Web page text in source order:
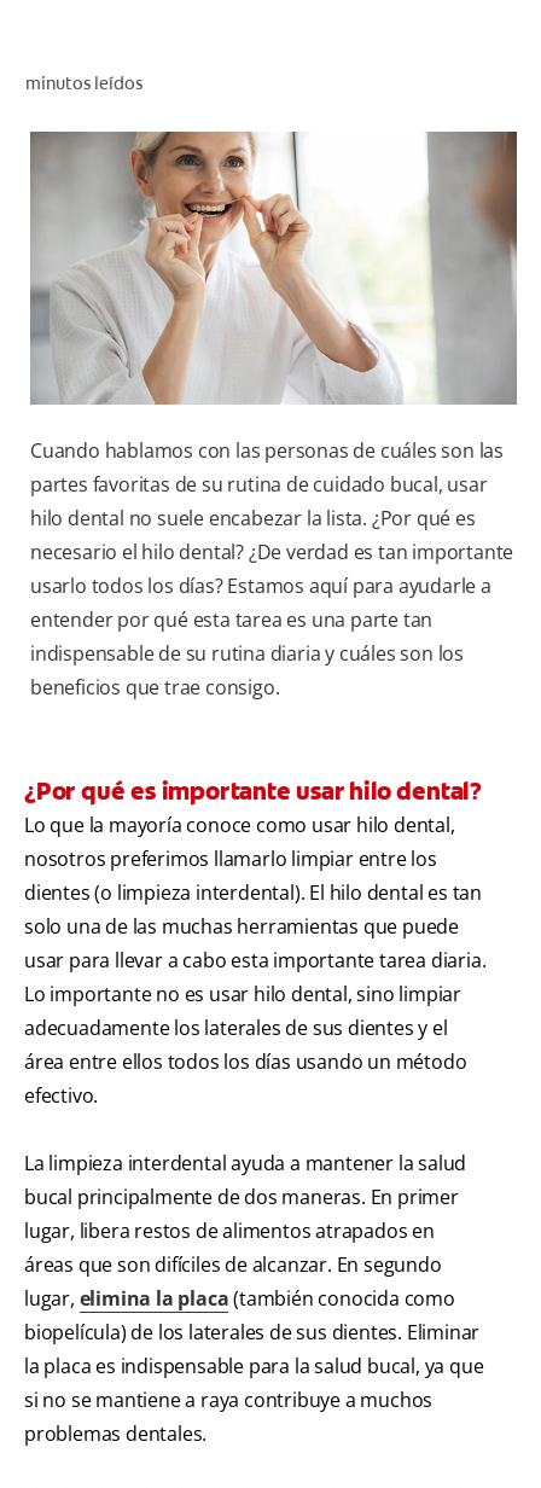
CUPONES
minutos leídos
Cuando hablamos con las personas de cuáles son las
partes favoritas de su rutina de cuidado bucal, usar
hilo dental no suele encabezar la lista. ¿Por qué es
necesario el hilo dental? ¿De verdad es tan importante
usarlo todos los días? Estamos aquí para ayudarle a
entender por qué esta tarea es una parte tan
indispensable de su rutina diaria y cuáles son los
beneficios que trae consigo.
¿Por qué es importante usar hilo dental?
Lo que la mayoría conoce como usar hilo dental,
nosotros preferimos llamarlo limpiar entre los
dientes (o limpieza interdental). El hilo dental es tan
solo una de las muchas herramientas que puede
usar para llevar a cabo esta importante tarea diaria.
Lo importante no es usar hilo dental, sino limpiar
adecuadamente los laterales de sus dientes y el
área entre ellos todos los días usando un método
efectivo.
La limpieza interdental ayuda a mantener la salud
bucal principalmente de dos maneras. En primer
lugar, libera restos de alimentos atrapados en
áreas que son difíciles de alcanzar. En segundo
lugar, elimina la placa(también conocida como
biopelícula) de los laterales de sus dientes. Eliminar
la placa es indispensable para la salud bucal, ya que
si no se mantiene a raya contribuye a muchos
problemas dentales.